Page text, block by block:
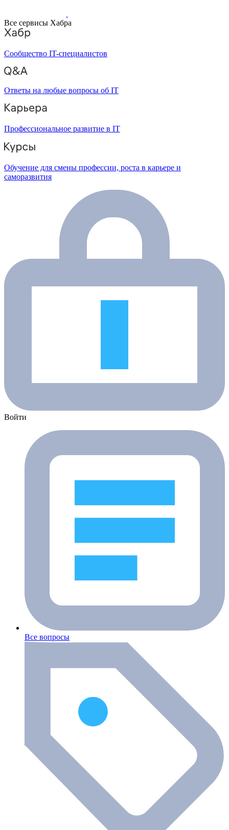
Все сервисы Хабра
Сообщество IT-специалистов
Ответы на любые вопросы об IT
Профессиональное развитие в IT
Обучение для смены профессии, роста в карьере и
саморазвития
Войти
Все вопросы